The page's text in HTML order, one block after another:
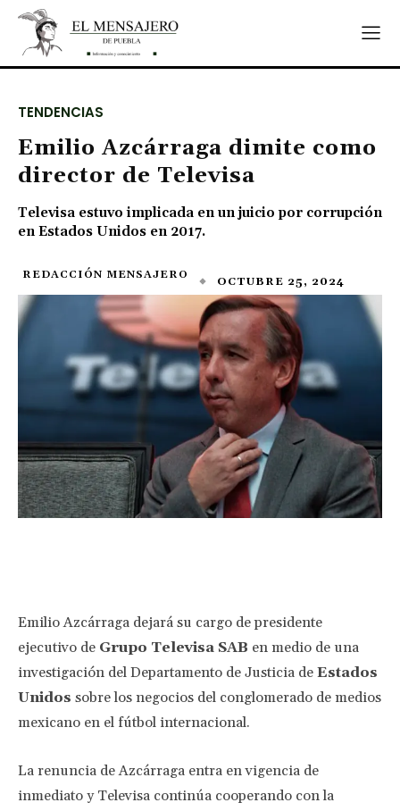
TENDENCIAS
Emilio Azcárraga dimite como
director de Televisa
Televisa estuvo implicada en un juicio por corrupción
en Estados Unidos en 2017.
REDACCIÓN MENSAJERO OCTUBRE 25, 2024
Emilio Azcárraga dejará su cargo de presidente
ejecutivo de Grupo Televisa SAB en medio de una
investigación del Departamento de Justicia de Estados
Unidos sobre los negocios del conglomerado de medios
mexicano en el fútbol internacional.
La renuncia de Azcárraga entra en vigencia de
inmediato y Televisa continúa cooperando con la